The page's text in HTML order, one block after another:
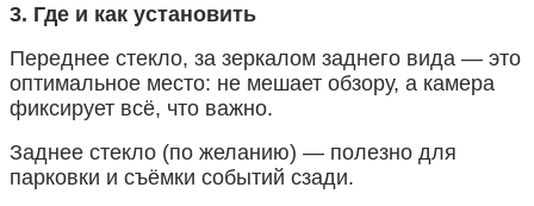
3. Где и как установить
Переднее стекло, за зеркалом заднего вида — это
оптимальное место: не мешает обзору, а камера
фиксирует всё, что важно.
Заднее стекло (по желанию) — полезно для
парковки и съёмки событий сзади.